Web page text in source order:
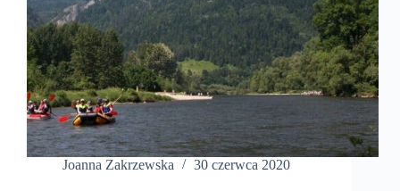
Joanna Zakrzewska 30 czerwca 2020